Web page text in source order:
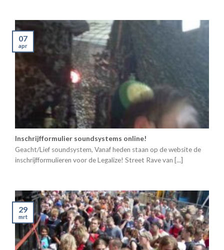
Inschrijfformulier soundsystems online!
Geacht/Lief soundsystem, Vanaf heden staan op de website de
inschrijfformulieren voor de Legalize! Street Rave van [...]
07
apr
29
mrt